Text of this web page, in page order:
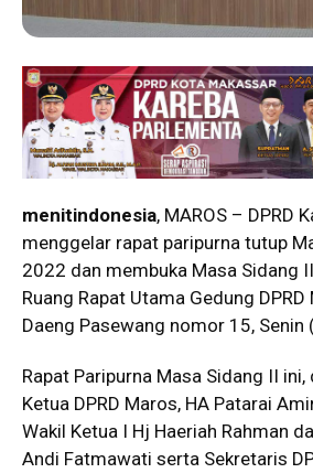
menitindonesia, MAROS – DPRD
menggelar rapat paripurna tutup
2022 dan membuka Masa Sidang
Ruang Rapat Utama Gedung
Daeng Pasewang nomor 15,
Rapat Paripurna Masa Sidang II
Ketua DPRD Maros, HA Patarai
Wakil Ketua I Hj Haeriah Rahman
Andi Fatmawati serta Sekretaris